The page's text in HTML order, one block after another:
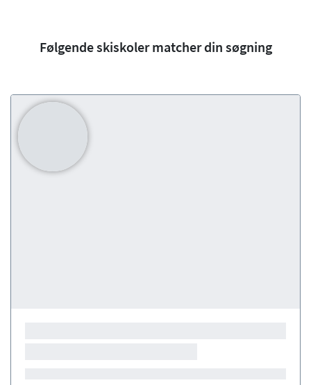
Følgende skiskoler matcher din søgning